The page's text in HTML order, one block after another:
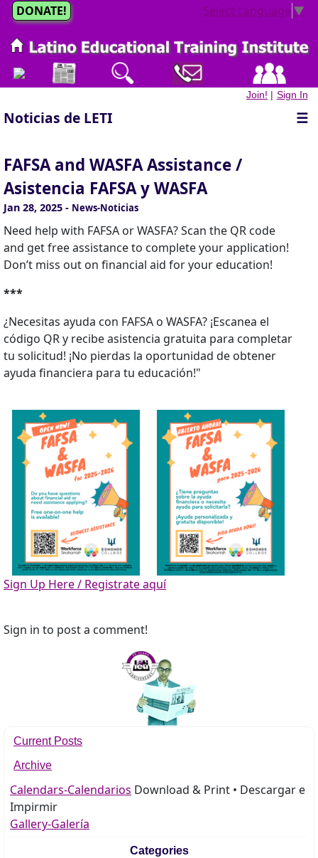
Select Language ▼
DONATE!
Join! | Sign In
Noticias de LETI ☰
FAFSA and WASFA Assistance /
Asistencia FAFSA y WASFA
Jan 28, 2025 - News-Noticias
Need help with FAFSA or WASFA? Scan the QR code
and get free assistance to complete your application!
Don’t miss out on financial aid for your education!
***
¿Necesitas ayuda con FAFSA o WASFA? ¡Escanea el
código QR y recibe asistencia gratuita para completar
tu solicitud! ¡No pierdas la oportunidad de obtener
ayuda financiera para tu educación!"
Sign Up Here / Registrate aquí
Sign in to post a comment!
Current Posts
Archive
Calendars-Calendarios Download & Print • Descargar e
Impirmir
Gallery-Galería
Categories